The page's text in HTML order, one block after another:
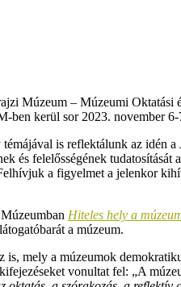
Múzeum – Múzeumi
kerül sor 2023. november 6-
is reflektálunk az idén a
és felelősségének
a figyelmet a jelenkor
Hiteles hely a
a múzeum.
is, mely a múzeumok
vonultat fel: „A